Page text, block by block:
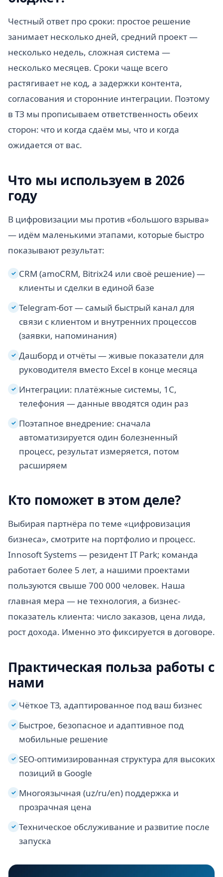
Честный ответ про сроки: простое решение
занимает несколько дней, средний проект —
несколько недель, сложная система —
несколько месяцев. Сроки чаще всего
растягивает не код, а задержки контента,
согласования и сторонние интеграции. Поэтому
в ТЗ мы прописываем ответственность обеих
сторон: что и когда сдаём мы, что и когда
ожидается от вас.
Что мы используем в 2026
году
В цифровизации мы против «большого взрыва»
— идём маленькими этапами, которые быстро
показывают результат:
✓ CRM (amoCRM, Bitrix24 или своё решение) —
клиенты и сделки в единой базе
✓ Telegram-бот — самый быстрый канал для
связи с клиентом и внутренних процессов
(заявки, напоминания)
✓ Дашборд и отчёты — живые показатели для
руководителя вместо Excel в конце месяца
✓ Интеграции: платёжные системы, 1С,
телефония — данные вводятся один раз
✓ Поэтапное внедрение: сначала
автоматизируется один болезненный
процесс, результат измеряется, потом
расширяем
Кто поможет в этом деле?
Выбирая партнёра по теме «цифровизация
бизнеса», смотрите на портфолио и процесс.
Innosoft Systems — резидент IT Park; команда
работает более 5 лет, а нашими проектами
пользуются свыше 700 000 человек. Наша
главная мера — не технология, а бизнес-
показатель клиента: число заказов, цена лида,
рост дохода. Именно это фиксируется в договоре.
Практическая польза работы с
нами
✓ Чёткое ТЗ, адаптированное под ваш бизнес
✓ Быстрое, безопасное и адаптивное под
мобильные решение
✓ SEO-оптимизированная структура для высоких
позиций в Google
✓ Многоязычная (uz/ru/en) поддержка и
прозрачная цена
✓ Техническое обслуживание и развитие после
запуска